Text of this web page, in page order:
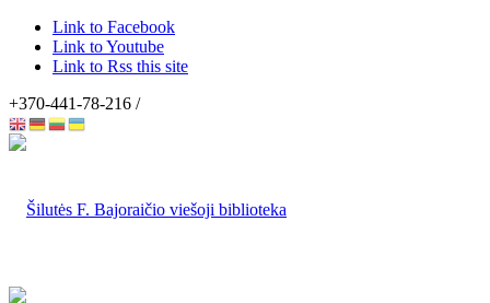
Link to Facebook
Link to Youtube
Link to Rss this site
+370-441-78-216 /